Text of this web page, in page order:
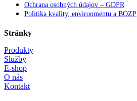
Ochrana osobných údajov – GDPR
Politika kvality, environmentu a BOZP
Stránky
Produkty
Služby
E-shop
O nás
Kontakt